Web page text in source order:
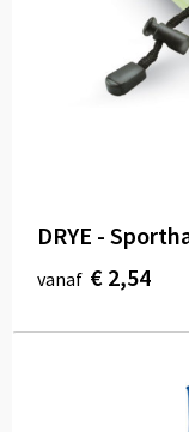
DRYE -
vanaf € 2,54